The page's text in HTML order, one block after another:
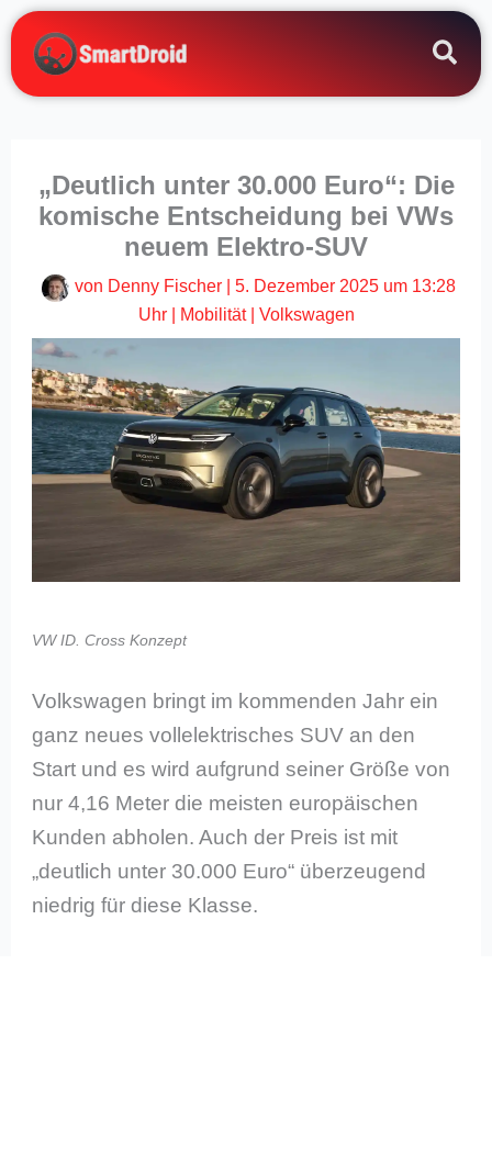
Zum
Inhalt
springen
„Deutlich unter 30.000 Euro“: Die
komische Entscheidung bei VWs
neuem Elektro-SUV
von Denny Fischer
5. Dezember 2025 um 13:28
Uhr| Mobilität| Volkswagen
VW ID. Cross Konzept
Volkswagen bringt im kommenden Jahr ein
ganz neues vollelektrisches SUV an den
Start und es wird aufgrund seiner Größe von
nur 4,16 Meter die meisten europäischen
Kunden abholen. Auch der Preis ist mit
„deutlich unter 30.000 Euro“ überzeugend
niedrig für diese Klasse.